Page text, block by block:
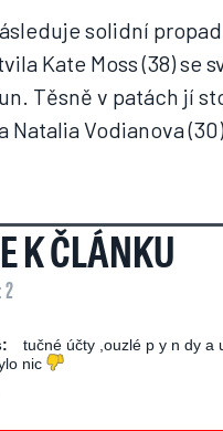
solidní
Kate Moss (38) se
Těsně v patách jí
Natalia Vodianova
K ČLÁNKU
2
tučné účty ,ouzlé p y n dy a
nic